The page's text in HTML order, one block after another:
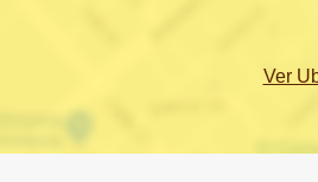
Ver